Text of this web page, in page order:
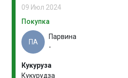
09 Июл 2024
Покупка
ПА
Парвина
-
Кукуруза
Кукурудза